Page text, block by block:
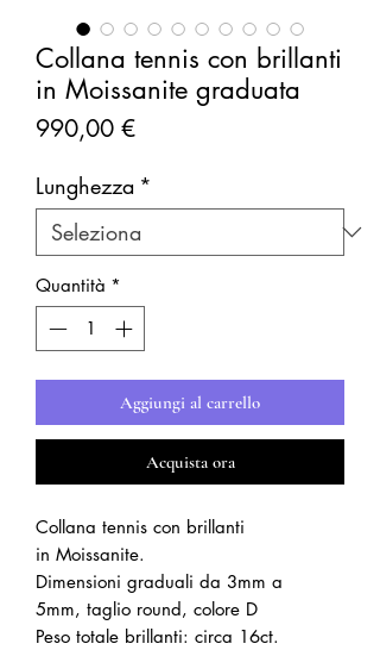
Collana tennis con brillanti
in Moissanite graduata
990,00 €Prezzo
Lunghezza *
Quantità *
Aggiungi al carrello
Acquista ora
Collana tennis con brillanti
in Moissanite.
Dimensioni graduali da 3mm a
5mm, taglio round, colore D
Peso totale brillanti: circa 16ct.